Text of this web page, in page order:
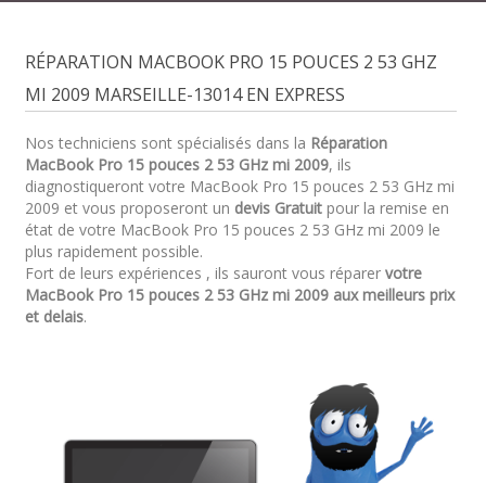
RÉPARATION MACBOOK PRO 15 POUCES 2 53 GHZ
MI 2009 MARSEILLE-13014 EN EXPRESS
Nos techniciens sont spécialisés dans la Réparation
MacBook Pro 15 pouces 2 53 GHz mi 2009, ils
diagnostiqueront votre MacBook Pro 15 pouces 2 53 GHz mi
2009 et vous proposeront un devis Gratuitpour la remise en
état de votre MacBook Pro 15 pouces 2 53 GHz mi 2009 le
plus rapidement possible.
Fort de leurs expériences , ils sauront vous réparer votre
MacBook Pro 15 pouces 2 53 GHz mi 2009 aux meilleurs prix
et delais.